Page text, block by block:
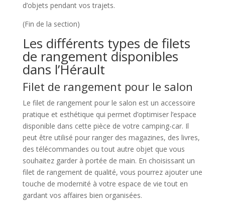
d’objets pendant vos trajets.
(Fin de la section)
Les différents types de filets
de rangement disponibles
dans l’Hérault
Filet de rangement pour le salon
Le filet de rangement pour le salon est un accessoire
pratique et esthétique qui permet d’optimiser l’espace
disponible dans cette pièce de votre camping-car. Il
peut être utilisé pour ranger des magazines, des livres,
des télécommandes ou tout autre objet que vous
souhaitez garder à portée de main. En choisissant un
filet de rangement de qualité, vous pourrez ajouter une
touche de modernité à votre espace de vie tout en
gardant vos affaires bien organisées.